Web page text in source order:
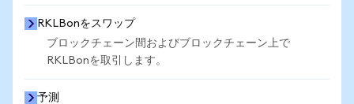
RKLBonをスワップ
ブロックチェーン間およびブロックチェーン上で
RKLBonを取引します。
予測